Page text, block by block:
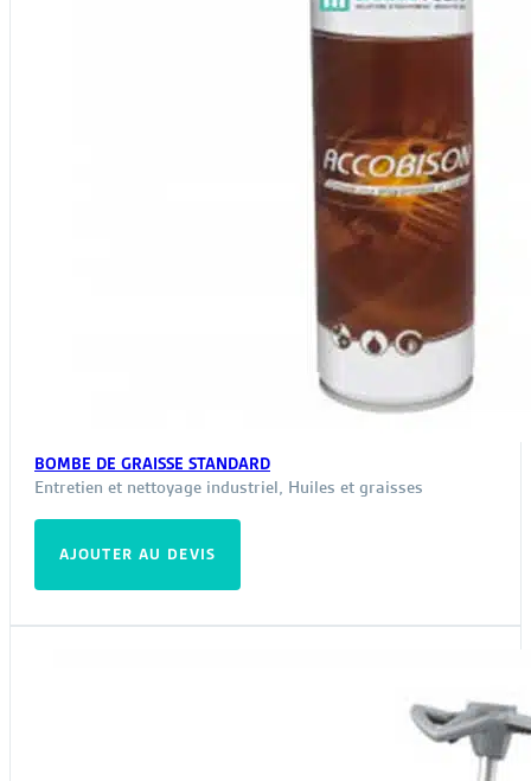
page
BOMBE DE GRAISSE STANDARD
Entretien et nettoyage industriel, Huiles et graisses
AJOUTER AU DEVIS